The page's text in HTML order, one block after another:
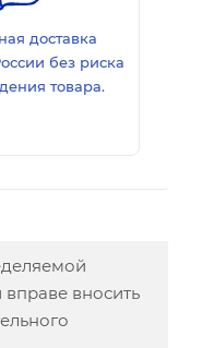
доставка
без риска
товара.
вносить